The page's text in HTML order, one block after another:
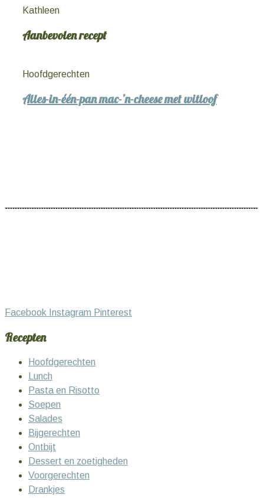
Kathleen
Aanbevolen recept
Hoofdgerechten
Alles-in-één-pan mac-’n-cheese met witloof
Facebook Instagram Pinterest
Recepten
Hoofdgerechten
Lunch
Pasta en Risotto
Soepen
Salades
Bijgerechten
Ontbijt
Dessert en zoetigheden
Voorgerechten
Drankjes